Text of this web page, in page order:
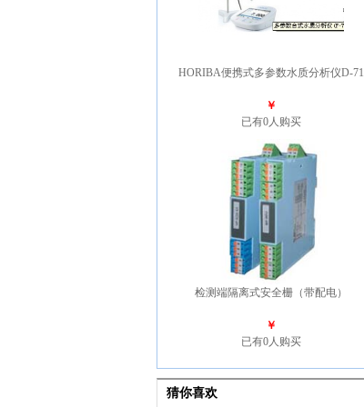
HORIBA便携式多参数水质分析仪D-71
￥
已有0人购买
检测端隔离式安全栅（带配电）
￥
已有0人购买
猜你喜欢